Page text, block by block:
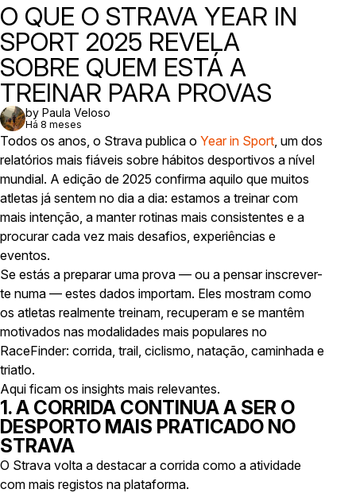
O QUE O STRAVA YEAR IN
SPORT 2025 REVELA
SOBRE QUEM ESTÁ A
TREINAR PARA PROVAS
by Paula Veloso
Há 8 meses
Todos os anos, o Strava publica o Year in Sport, um dos
relatórios mais fiáveis sobre hábitos desportivos a nível
mundial. A edição de 2025 confirma aquilo que muitos
atletas já sentem no dia a dia: estamos a treinar com
mais intenção, a manter rotinas mais consistentes e a
procurar cada vez mais desafios, experiências e
eventos.
Se estás a preparar uma prova — ou a pensar inscrever-
te numa — estes dados importam. Eles mostram como
os atletas realmente treinam, recuperam e se mantêm
motivados nas modalidades mais populares no
RaceFinder: corrida, trail, ciclismo, natação, caminhada e
triatlo.
Aqui ficam os insights mais relevantes.
1. A CORRIDA CONTINUA A SER O
DESPORTO MAIS PRATICADO NO
STRAVA
O Strava volta a destacar a corrida como a atividade
com mais registos na plataforma.